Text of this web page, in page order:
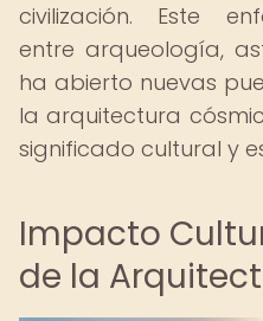
civilización. Este
entre arqueología,
ha abierto nuevas
la arquitectura
significado cultural y
Impacto
de la